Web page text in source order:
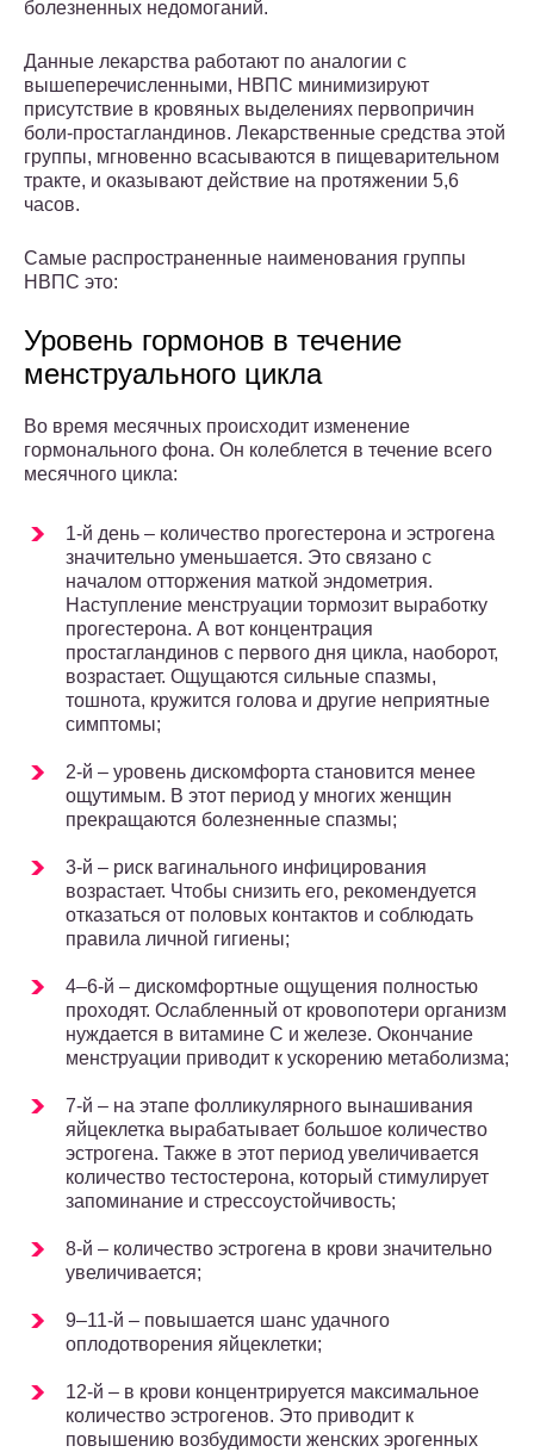
болезненных недомоганий.
Данные лекарства работают по аналогии с
вышеперечисленными, НВПС минимизируют
присутствие в кровяных выделениях первопричин
боли-простагландинов. Лекарственные средства этой
группы, мгновенно всасываются в пищеварительном
тракте, и оказывают действие на протяжении 5,6
часов.
Самые распространенные наименования группы
НВПС это:
Уровень гормонов в течение
менструального цикла
Во время месячных происходит изменение
гормонального фона. Он колеблется в течение всего
месячного цикла:
1-й день – количество прогестерона и эстрогена
значительно уменьшается. Это связано с
началом отторжения маткой эндометрия.
Наступление менструации тормозит выработку
прогестерона. А вот концентрация
простагландинов с первого дня цикла, наоборот,
возрастает. Ощущаются сильные спазмы,
тошнота, кружится голова и другие неприятные
симптомы;
2-й – уровень дискомфорта становится менее
ощутимым. В этот период у многих женщин
прекращаются болезненные спазмы;
3-й – риск вагинального инфицирования
возрастает. Чтобы снизить его, рекомендуется
отказаться от половых контактов и соблюдать
правила личной гигиены;
4–6-й – дискомфортные ощущения полностью
проходят. Ослабленный от кровопотери организм
нуждается в витамине С и железе. Окончание
менструации приводит к ускорению метаболизма;
7-й – на этапе фолликулярного вынашивания
яйцеклетка вырабатывает большое количество
эстрогена. Также в этот период увеличивается
количество тестостерона, который стимулирует
запоминание и стрессоустойчивость;
8-й – количество эстрогена в крови значительно
увеличивается;
9–11-й – повышается шанс удачного
оплодотворения яйцеклетки;
12-й – в крови концентрируется максимальное
количество эстрогенов. Это приводит к
повышению возбудимости женских эрогенных